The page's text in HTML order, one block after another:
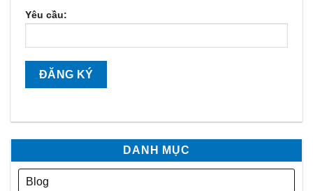
Yêu cầu:
DANH MỤC
Blog